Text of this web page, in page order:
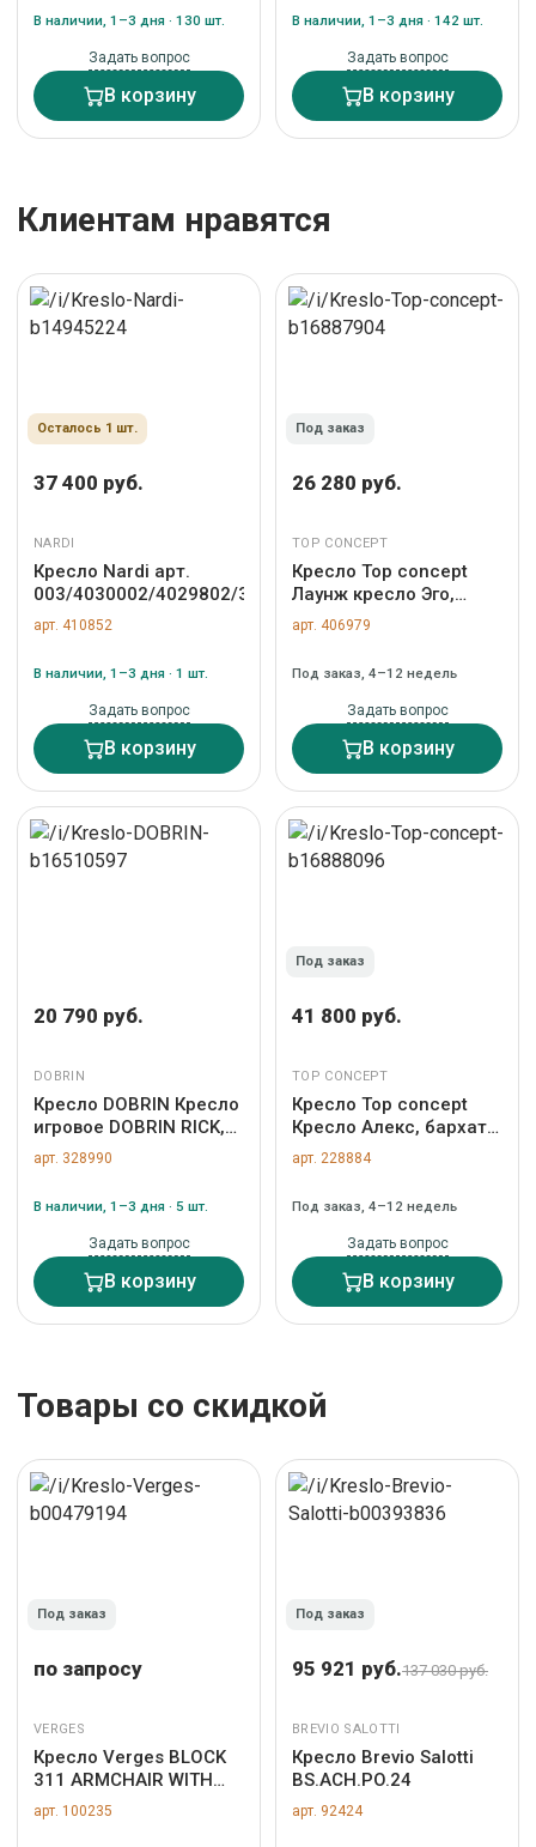
В наличии, 1–3 дня · 130 шт.
Задать вопрос
В корзину
В наличии, 1–3 дня · 142 шт.
Задать вопрос
В корзину
Клиентам нравятся
Осталось 1 шт.
37 400 руб.
NARDI
Кресло Nardi арт.
003/4030002/4029802/3630001163
арт. 410852
В наличии, 1–3 дня · 1 шт.
Задать вопрос
В корзину
Под заказ
26 280 руб.
TOP CONCEPT
Кресло Top concept
Лаунж кресло Эго,
микромех темный арт.
24568
арт. 406979
Под заказ, 4–12 недель
Задать вопрос
В корзину
20 790 руб.
DOBRIN
Кресло DOBRIN Кресло
игровое DOBRIN RICK,
черно-желтая ткань
арт. LMR-132B_P_TT-
арт. 328990
В наличии, 1–3 дня · 5 шт.
Задать вопрос
В корзину
Под заказ
41 800 руб.
TOP CONCEPT
Кресло Top concept
Кресло Алекс, бархат
синий 29 арт. 18678
арт. 228884
Под заказ, 4–12 недель
Задать вопрос
В корзину
Товары со скидкой
Под заказ
по запросу
VERGES
Кресло Verges BLOCK
311 ARMCHAIR WITH
WOODEN ARMRESTS
арт. 100235
Под заказ
95 921 руб.137 030 руб.
BREVIO SALOTTI
Кресло Brevio Salotti
BS.ACH.PO.24
арт. 92424